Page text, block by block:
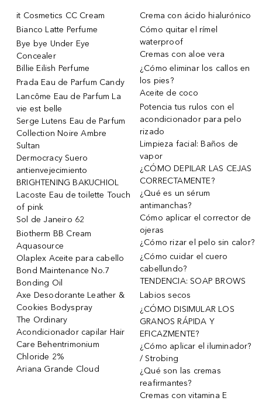
it Cosmetics CC Cream
Bianco Latte Perfume
Bye bye Under Eye
Concealer
Billie Eilish Perfume
Prada Eau de Parfum Candy
Lancôme Eau de Parfum La
vie est belle
Serge Lutens Eau de Parfum
Collection Noire Ambre
Sultan
Dermocracy Suero
antienvejecimiento
BRIGHTENING BAKUCHIOL
Lacoste Eau de toilette Touch
of pink
Sol de Janeiro 62
Biotherm BB Cream
Aquasource
Olaplex Aceite para cabello
Bond Maintenance No.7
Bonding Oil
Axe Desodorante Leather &
Cookies Bodyspray
The Ordinary
Acondicionador capilar Hair
Care Behentrimonium
Chloride 2%
Ariana Grande Cloud
Crema con ácido hialurónico
Cómo quitar el rímel
waterproof
Cremas con aloe vera
¿Cómo eliminar los callos en
los pies?
Aceite de coco
Potencia tus rulos con el
acondicionador para pelo
rizado
Limpieza facial: Baños de
vapor
¿CÓMO DEPILAR LAS CEJAS
CORRECTAMENTE?
¿Qué es un sérum
antimanchas?
Cómo aplicar el corrector de
ojeras
¿Cómo rizar el pelo sin calor?
¿Cómo cuidar el cuero
cabellundo?
TENDENCIA: SOAP BROWS
Labios secos
¿CÓMO DISIMULAR LOS
GRANOS RÁPIDA Y
EFICAZMENTE?
¿Cómo aplicar el iluminador?
/ Strobing
¿Qué son las cremas
reafirmantes?
Cremas con vitamina E